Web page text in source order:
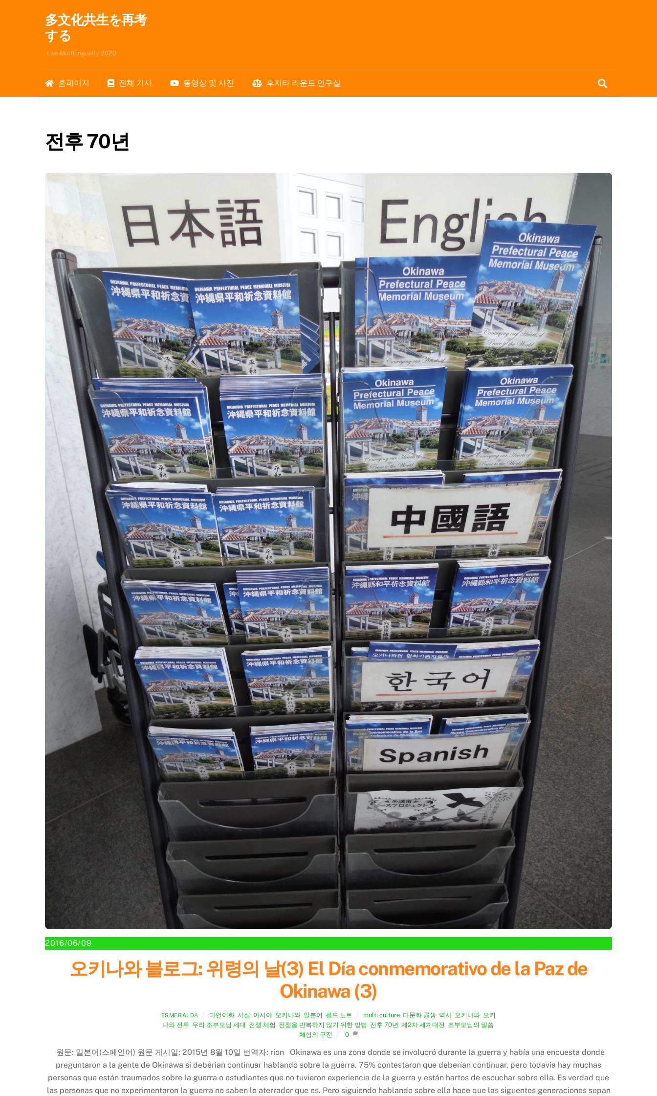
多文化共生を再考
する
Live Multilingually 2020
홈페이지 전체 기사 동영상 및 사진 후지타 라운드 연구실
전후 70년
2016/06/09
오키나와 블로그: 위령의 날(3) El Día conmemorativo de la Paz de
Okinawa (3)
ESMERALDA 다언어화 ,사실 아시아 오키나와 일본어 필드 노트 multi culture 다문화 공생 역사 오키나와 오키
나와 전투 우리 조부모님 세대 전쟁 체험 전쟁을 반복하지 않기 위한 방법 전후 70년 제2차 세계대전 조부모님의 말씀
체험의 구전
0
원문: 일본어(스페인어) 원문 게시일: 2015년 8월 10일 번역자: rion Okinawa es una zona donde se involucró durante la guerra y había una encuesta donde
preguntaron a la gente de Okinawa si deberian continuar hablando sobre la guerra. 75% contestaron que deberían continuar, pero todavía hay muchas
personas que están traumados sobre la guerra o estudiantes que no tuvieron experiencia de la guerra y están hartos de escuchar sobre ella. Es verdad que
las personas que no experimentaron la guerra no saben lo aterrador que es. Pero siguiendo hablando sobre ella hace que las siguentes generaciones sepan